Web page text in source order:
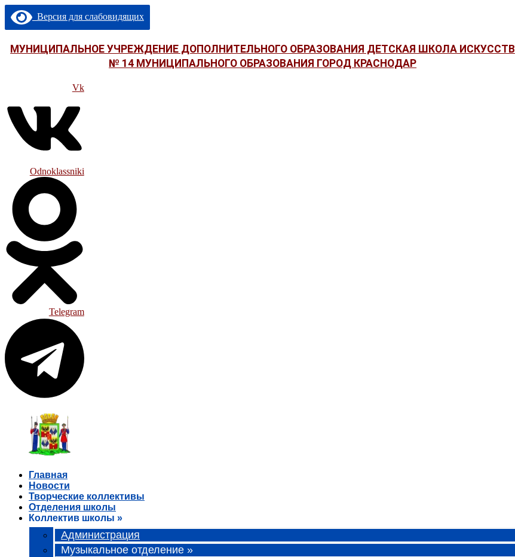
Перейти
содержимому
Версия для слабовидящих
МУНИЦИПАЛЬНОЕ УЧРЕЖДЕНИЕ ДОПОЛНИТЕЛЬНОГО ОБРАЗОВАНИЯ ДЕТСКАЯ ШКОЛА ИСКУССТВ
№ 14 МУНИЦИПАЛЬНОГО ОБРАЗОВАНИЯ ГОРОД КРАСНОДАР
Vk
Odnoklassniki
Telegram
Главная
Новости
Творческие коллективы
Отделения школы
Коллектив школы »
Администрация
Музыкальное отделение »